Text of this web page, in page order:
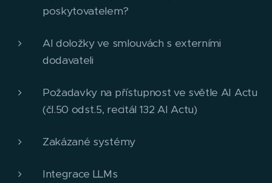
poskytovatelem?
AI doložky ve smlouvách s externími
dodavateli
Požadavky na přístupnost ve světle AI Actu
(čl.50 odst.5, recitál 132 AI Actu)
Zakázané systémy
Integrace LLMs